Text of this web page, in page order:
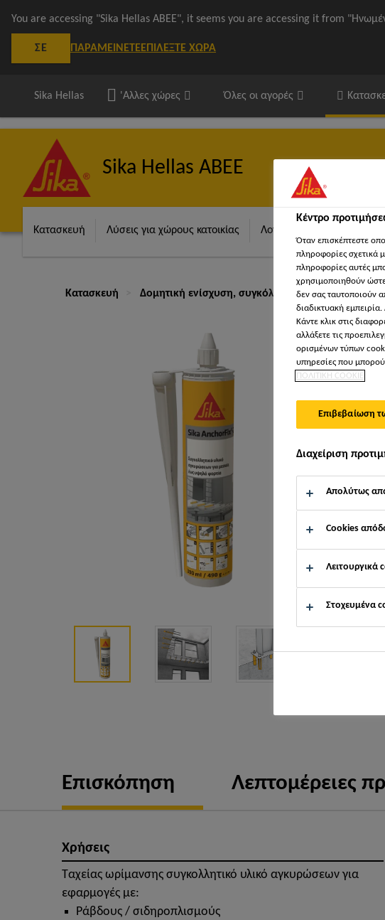
You are accessing "Sika Hellas ΑΒΕΕ", it seems you are accessing it from
ΣΕ ΠΑΡΑΜΕΊΝΕΤΕΕΠΙΛΈΞΤΕ ΧΏΡΑ
Sika Hellas 'Αλλες χώρες Όλες οι αγορές
Sika Hellas ΑΒΕΕ
Κατασκευή Λύσεις για χώρους κατοικίας Λογισμικά Sika / ΒΙΜ
Κατασκευή Δομητική ενίσχυση, συγκόλληση & αγκύρωση
Το
Επισκόπηση Λεπτομέρειες
Χρήσεις
Ταχείας ωρίμανσης συγκολλητικό υλικό αγκυρώσεων για
εφαρμογές με:
Ράβδους / σιδηροπλισμούς
Κέντρο
Όταν επισκέπτεστε
πληροφορίες σχετικά
πληροφορίες αυτές
χρησιμοποιηθούν
δεν σας ταυτοποιούν
διαδικτυακή
Κάντε κλικ στις
αλλάξετε τις
ορισμένων τύπων
υπηρεσίες που
ΠΟΛΙΤΙΚΗ COOKIE
Επιβεβαίωση
Διαχείριση
Απολύτως
Cookies
Λειτουργικά
Στοχευμένα